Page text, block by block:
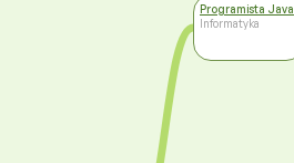
Programista Java
Informatyka